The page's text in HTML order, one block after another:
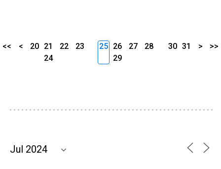
<< < 20 21 22
23
24
25 26 27
28
29
30 31 > >>